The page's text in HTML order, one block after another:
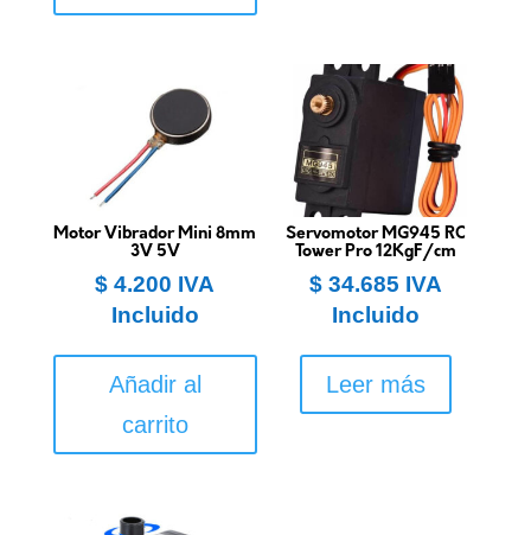
Motor Vibrador Mini 8mm
3V 5V
$ 4.200 IVA
Incluido
Añadir al
carrito
Servomotor MG945 RC
Tower Pro 12KgF/cm
$ 34.685 IVA
Incluido
Leer más